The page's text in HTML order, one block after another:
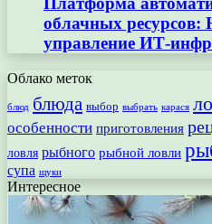
облачных ресурсов:
управление ИТ-
Облако меток
блюд блюда выбор выбрать карася
особенности приготовления
ловля рыбного рыбной ловли
супа щуки
Интересное